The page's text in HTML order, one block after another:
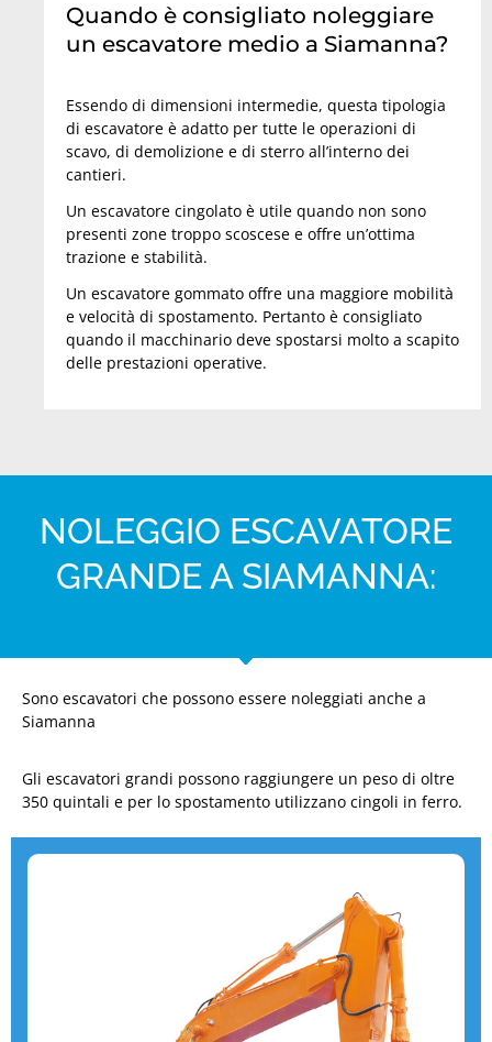
Quando è consigliato noleggiare
un escavatore medio a Siamanna?
Essendo di dimensioni intermedie, questa tipologia
di escavatore è adatto per tutte le operazioni di
scavo, di demolizione e di sterro all’interno dei
cantieri.
Un escavatore cingolato è utile quando non sono
presenti zone troppo scoscese e offre un’ottima
trazione e stabilità.
Un escavatore gommato offre una maggiore mobilità
e velocità di spostamento. Pertanto è consigliato
quando il macchinario deve spostarsi molto a scapito
delle prestazioni operative.
NOLEGGIO ESCAVATORE
GRANDE A SIAMANNA:
Sono escavatori che possono essere noleggiati anche a
Siamanna
Gli escavatori grandi possono raggiungere un peso di oltre
350 quintali e per lo spostamento utilizzano cingoli in ferro.